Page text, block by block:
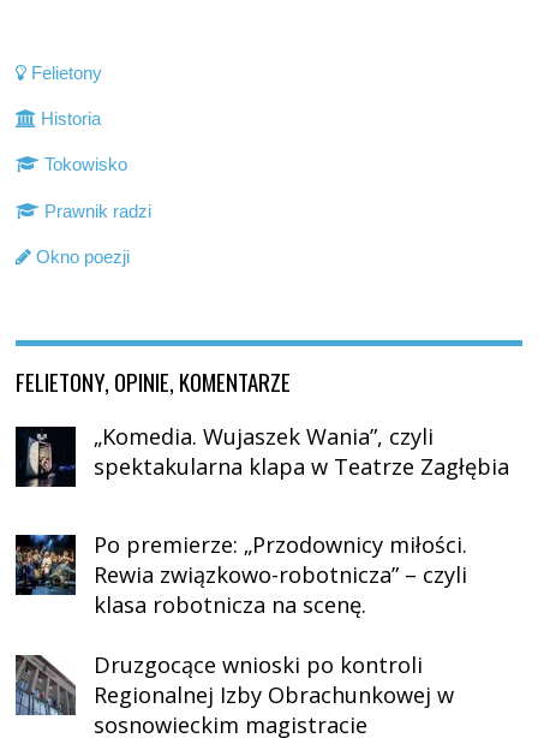
Felietony
Historia
Tokowisko
Prawnik radzi
Okno poezji
FELIETONY, OPINIE, KOMENTARZE
„Komedia. Wujaszek Wania”, czyli
spektakularna klapa w Teatrze Zagłębia
Po premierze: „Przodownicy miłości.
Rewia związkowo-robotnicza” – czyli
klasa robotnicza na scenę.
Druzgocące wnioski po kontroli
Regionalnej Izby Obrachunkowej w
sosnowieckim magistracie